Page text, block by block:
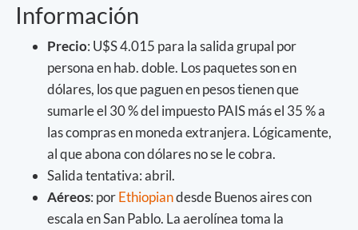
Información
Precio: U$S 4.015 para la salida grupal por
persona en hab. doble. Los paquetes son en
dólares, los que paguen en pesos tienen que
sumarle el 30 % del impuesto PAIS más el 35 % a
las compras en moneda extranjera. Lógicamente,
al que abona con dólares no se le cobra.
Salida tentativa: abril.
Aéreos: porEthiopiandesde Buenos aires con
escala en San Pablo. La aerolínea toma la